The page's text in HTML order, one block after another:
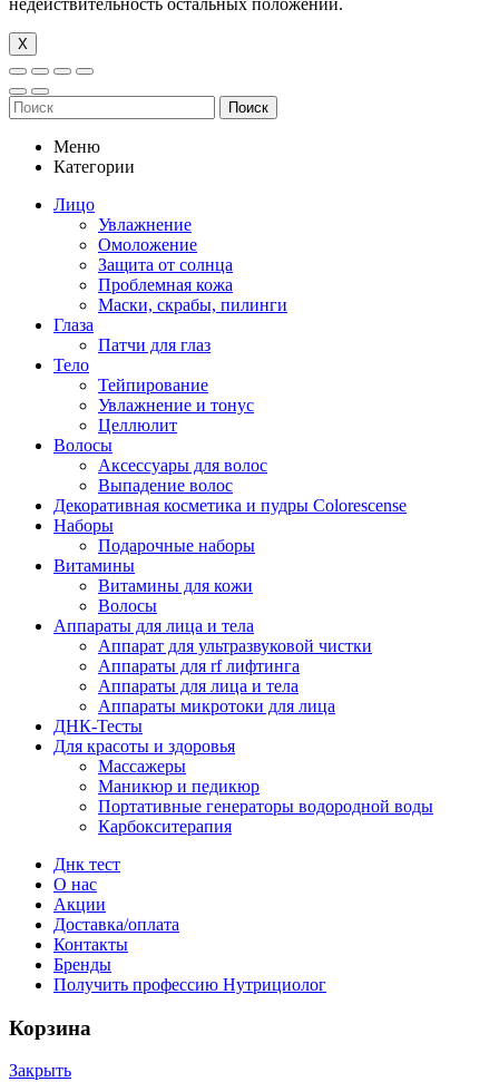
недействительность остальных положений.
Х
Поиск
Меню
Категории
Лицо
Увлажнение
Омоложение
Защита от солнца
Проблемная кожа
Маски, скрабы, пилинги
Глаза
Патчи для глаз
Тело
Тейпирование
Увлажнение и тонус
Целлюлит
Волосы
Аксессуары для волос
Выпадение волос
Декоративная косметика и пудры Colorescense
Наборы
Подарочные наборы
Витамины
Витамины для кожи
Волосы
Аппараты для лица и тела
Аппарат для ультразвуковой чистки
Аппараты для rf лифтинга
Аппараты для лица и тела
Аппараты микротоки для лица
ДНК-Тесты
Для красоты и здоровья
Массажеры
Маникюр и педикюр
Портативные генераторы водородной воды
Карбокситерапия
Днк тест
О нас
Акции
Доставка/оплата
Контакты
Бренды
Получить профессию Нутрициолог
Корзина
Закрыть